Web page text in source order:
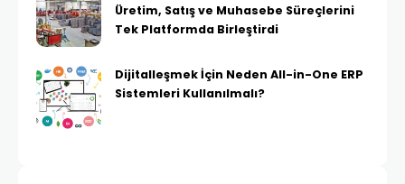
Üretim, Satış ve Muhasebe Süreçlerini
Tek Platformda Birleştirdi
Dijitalleşmek İçin Neden All-in-One ERP
Sistemleri Kullanılmalı?